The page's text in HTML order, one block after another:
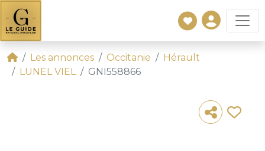
Les annonces Occitanie
Hérault
LUNEL VIEL
GNI558866